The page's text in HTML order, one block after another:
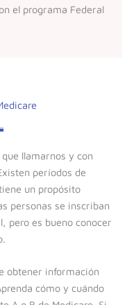
el programa Federal
llamarnos y con
períodos de
un propósito
personas se inscriban
pero es bueno conocer
obtener información
cómo y cuándo